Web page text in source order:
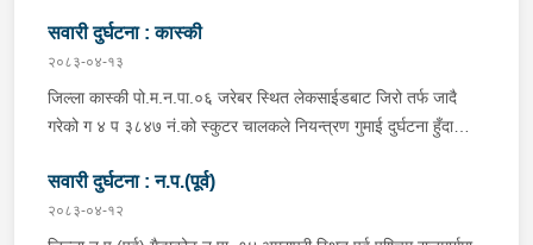
भइरहेको ।
जिल्ला गोरखा सहिदलखन गा.पा.१ बक्राङ बस्ने वर्ष ३४ को विवश वि.क,
सवार वर्ष २७ को शंकर बिश्वकर्मा, शंकर वि.क को छोरी १५ महिनाकी प्रभा
विश्वकर्मा, बस चालक जिल्ला गोरखा पालुङटार न.पा.६ बस्ने वर्ष ३० को
मिलन गुरुङ. गोरखा न.पा.१३ देउराली बस्ने वर्ष ४२ को कृष्णा राम नराल
पठाएको ।
सवारी दुर्घटना : कास्की
२०८३-०४-१३
जिल्ला कास्की पो.म.न.पा.०६ जरेबर स्थित लेकसाईडबाट जिरो तर्फ जादै
गरेको ग ४ प ३८४७ नं.को स्कुटर चालकले नियन्त्रण गुमाई दुर्घटना हुँदा
अर्चलबोट बस्ने बर्ष २४ कि शान्ति नेपाली घाईते भई उपचारको लागि G.M.C
अस्पताल पठाइएको ।
सवारी दुर्घटना : न.प.(पूर्व)
२०८३-०४-१२